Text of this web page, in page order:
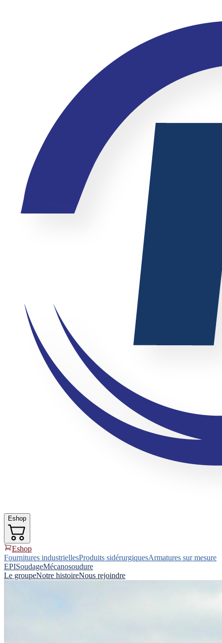
Eshop
Eshop
Fournitures industriellesProduits sidérurgiquesArmatures sur mesure
EPISoudageMécanosoudure
Le groupeNotre histoireNous rejoindre